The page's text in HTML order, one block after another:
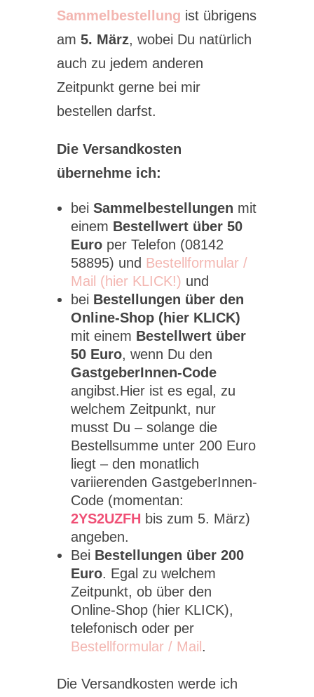
Sammelbestellung ist übrigens
am 5. März, wobei Du natürlich
auch zu jedem anderen
Zeitpunkt gerne bei mir
bestellen darfst.
Die Versandkosten
übernehme ich:
bei Sammelbestellungen mit
einem Bestellwert über 50
Euro per Telefon (08142
58895) und Bestellformular /
Mail (hier KLICK!) und
bei Bestellungen über den
Online-Shop (hier KLICK)
mit einem Bestellwert über
50 Euro, wenn Du den
GastgeberInnen-Code
angibst.Hier ist es egal, zu
welchem Zeitpunkt, nur
musst Du – solange die
Bestellsumme unter 200 Euro
liegt – den monatlich
variierenden GastgeberInnen-
Code (momentan:
2YS2UZFH bis zum 5. März)
angeben.
Bei Bestellungen über 200
Euro. Egal zu welchem
Zeitpunkt, ob über den
Online-Shop (hier KLICK),
telefonisch oder per
Bestellformular / Mail .
Die Versandkosten werde ich